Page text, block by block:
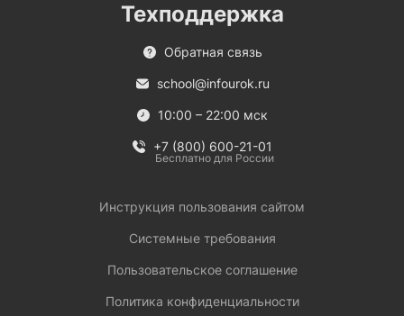
Техподдержка
Обратная связь
school@infourok.ru
10:00 – 22:00 мск
+7 (800) 600-21-01
Бесплатно для России
Инструкция пользования сайтом
Системные требования
Пользовательское соглашение
Политика конфиденциальности